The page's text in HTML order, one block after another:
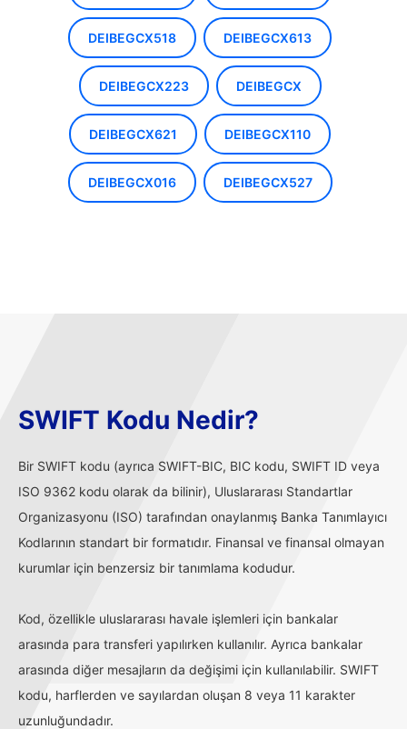
DEIBEGCX518 DEIBEGCX613
DEIBEGCX223 DEIBEGCX
DEIBEGCX621 DEIBEGCX110
DEIBEGCX016 DEIBEGCX527
SWIFT Kodu Nedir?
Bir SWIFT kodu (ayrıca SWIFT-BIC, BIC kodu, SWIFT ID veya
ISO 9362 kodu olarak da bilinir), Uluslararası Standartlar
Organizasyonu (ISO) tarafından onaylanmış Banka Tanımlayıcı
Kodlarının standart bir formatıdır. Finansal ve finansal olmayan
kurumlar için benzersiz bir tanımlama kodudur.
Kod, özellikle uluslararası havale işlemleri için bankalar
arasında para transferi yapılırken kullanılır. Ayrıca bankalar
arasında diğer mesajların da değişimi için kullanılabilir. SWIFT
kodu, harflerden ve sayılardan oluşan 8 veya 11 karakter
uzunluğundadır.